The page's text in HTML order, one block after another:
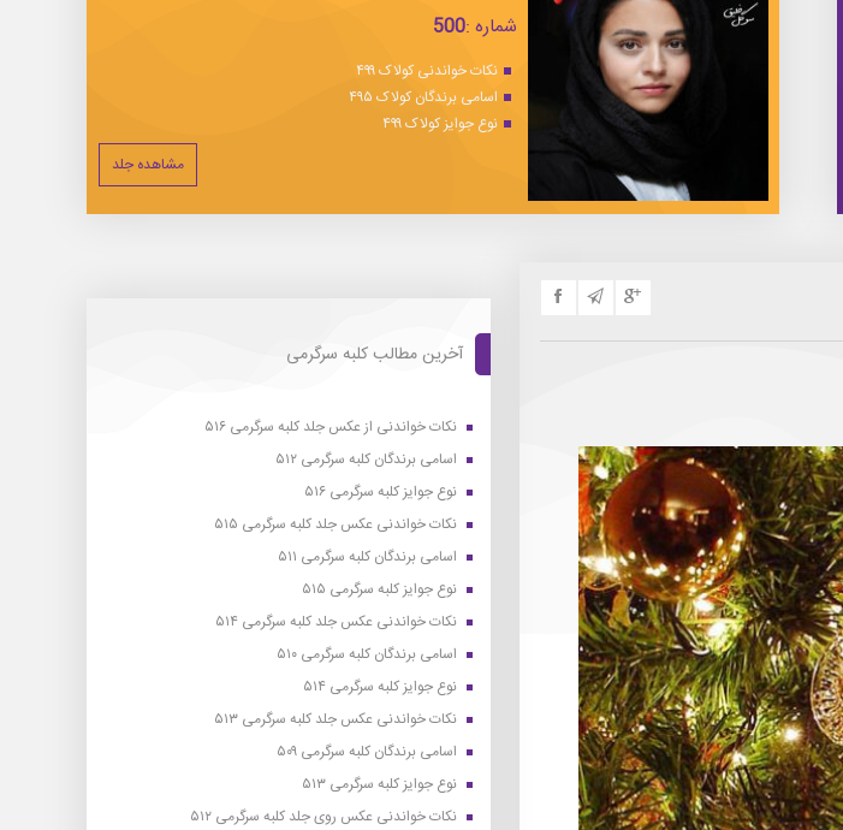
شماره :500
نکات خواندنی کولاک ۴۹۹
اسامی برندگان کولاک ۴۹۵
نوع جوایز کولاک ۴۹۹
مشاهده جلد
آخرین مطالب کلبه سرگرمی
نکات خواندنی از عکس جلد کلبه سرگرمی ۵۱۶
اسامی برندگان کلبه سرگرمی ۵۱۲
نوع جوایز کلبه سرگرمی ۵۱۶
نکات خواندنی عکس جلد کلبه سرگرمی ۵۱۵
اسامی برندگان کلبه سرگرمی ۵۱۱
نوع جوایز کلبه سرگرمی ۵۱۵
نکات خواندنی عکس جلد کلبه سرگرمی ۵۱۴
اسامی برندگان کلبه سرگرمی ۵۱۰
نوع جوایز کلبه سرگرمی ۵۱۴
نکات خواندنی عکس جلد کلبه سرگرمی ۵۱۳
اسامی برندگان کلبه سرگرمی ۵۰۹
نوع جوایز کلبه سرگرمی ۵۱۳
نکات خواندنی عکس روی جلد کلبه سرگرمی ۵۱۲